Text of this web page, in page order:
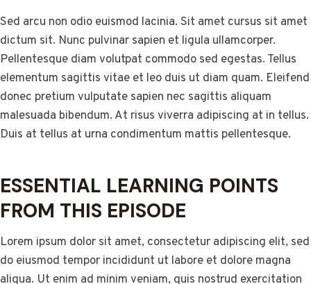
Sed arcu non odio euismod lacinia. Sit amet cursus sit amet
dictum sit. Nunc pulvinar sapien et ligula ullamcorper.
Pellentesque diam volutpat commodo sed egestas. Tellus
elementum sagittis vitae et leo duis ut diam quam. Eleifend
donec pretium vulputate sapien nec sagittis aliquam
malesuada bibendum. At risus viverra adipiscing at in tellus.
Duis at tellus at urna condimentum mattis pellentesque.
ESSENTIAL LEARNING POINTS
FROM THIS EPISODE
Lorem ipsum dolor sit amet, consectetur adipiscing elit, sed
do eiusmod tempor incididunt ut labore et dolore magna
aliqua. Ut enim ad minim veniam, quis nostrud exercitation